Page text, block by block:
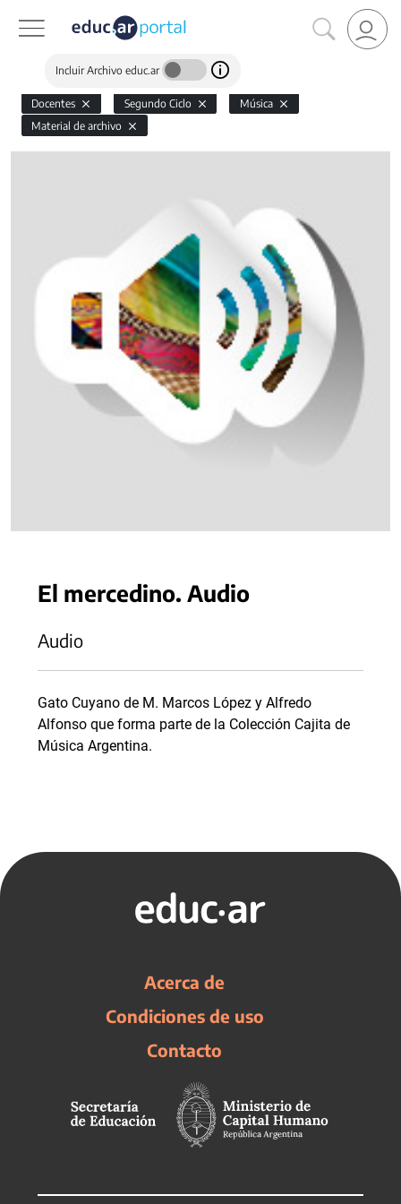
Incluir Archivo educ.ar
Docentes Segundo Ciclo
Música
Material de archivo
El mercedino. Audio
Audio
Gato Cuyano de M. Marcos López y Alfredo
Alfonso que forma parte de la Colección Cajita de
Música Argentina.
Acerca de
Condiciones de uso
Contacto